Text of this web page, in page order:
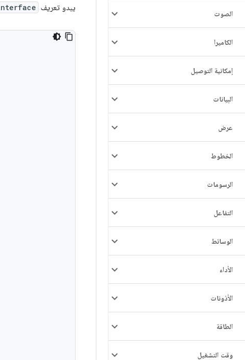
الصوت
الكاميرا
إمكانية التوصيل
البيانات
عرض
الخطوط
الرسومات
التفاعل
الوسائط
الأداء
الأذونات
الطاقة
وقت التشغيل
يبدو تعريف